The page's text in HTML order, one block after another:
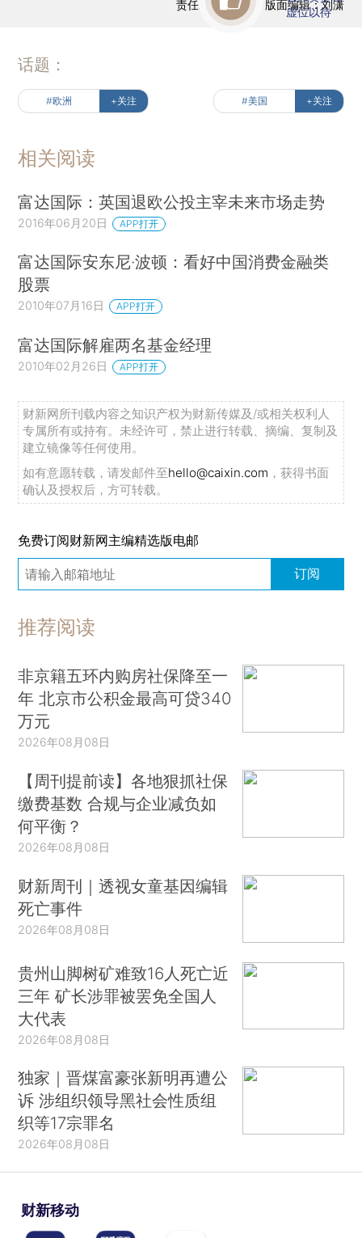
责任编辑：蒋飞 | 版面编辑：刘潇
虚位以待
话题：
#欧洲 +关注 #美国 +关注
相关阅读
富达国际：英国退欧公投主宰未来市场走势
2016年06月20日 APP打开
富达国际安东尼·波顿：看好中国消费金融类
股票
2010年07月16日 APP打开
富达国际解雇两名基金经理
2010年02月26日 APP打开
财新网所刊载内容之知识产权为财新传媒及/或相关权利人
专属所有或持有。未经许可，禁止进行转载、摘编、复制及
建立镜像等任何使用。
如有意愿转载，请发邮件至hello@caixin.com ，获得书面
确认及授权后，方可转载。
免费订阅财新网主编精选版电邮
订阅
推荐阅读
非京籍五环内购房社保降至一
年 北京市公积金最高可贷340
万元
2026年08月08日
【周刊提前读】各地狠抓社保
缴费基数 合规与企业减负如
何平衡？
2026年08月08日
财新周刊｜透视女童基因编辑
死亡事件
2026年08月08日
贵州山脚树矿难致16人死亡近
三年 矿长涉罪被罢免全国人
大代表
2026年08月08日
独家｜晋煤富豪张新明再遭公
诉 涉组织领导黑社会性质组
织等17宗罪名
2026年08月08日
财新移动